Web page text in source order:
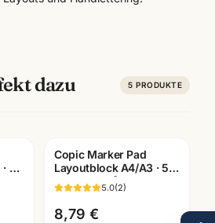
dazu 5 PRODUKTE
20
Copic Marker Pad
Layoutblock A4/A3 · 50
Blatt 75g/m² ·
Künstlerbedarf
Mannheim
5.0(2)
8,79 €